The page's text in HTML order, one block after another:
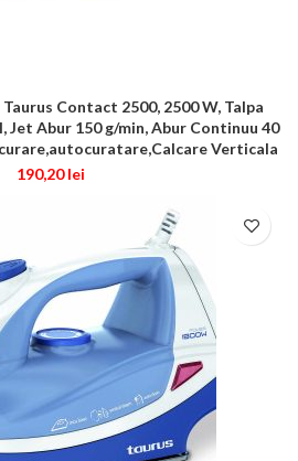
Contact 2500, 2500 W, Talpa
Jet Abur 150 g/min, Abur Continuu 40
Verticala
190,20lei